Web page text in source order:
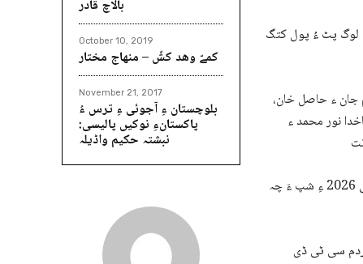
بالاچ قادر
October 10, 2019
کمےّ وھد کشّ – منھاج مختار
November 21, 2017
بلوچستان ءِ آجوئی ءِ ترس ءُ
پاکستانءِ نوکیں پالیسی:
نبشتہ حکیم واڈیلہ
لوگ پٹ ءُ پول کتگ
جان ء حاصل خان،
نور محمد ء
ھمے وڑ تیاب دپی شھر چہ گوادر ءَ ادریس رحمت، جھمنند گوادر نیو ٹاؤن یک جولائی 2026 ءِ شپ ءَ چہ
سی ٹی ڈی